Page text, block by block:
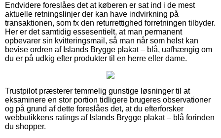
Endvidere foreslåes det at køberen er sat ind i de mest
aktuelle retningslinjer der kan have indvirkning på
transaktionen, som fx den returrettighed forretningen tilbyder.
Her er det samtidig essesentielt, at man permanent
opbevarer sin kvitteringsmail, så man når som helst kan
bevise ordren af Islands Brygge plakat – blå, uafhængig om
du er på udkig efter produkter til en herre eller dame.
Trustpilot præsterer temmelig gunstige løsninger til at
eksaminere en stor portion tidligere brugeres observationer
og på grund af dette foreslåes det, at du efterforsker
webbutikkens ratings af Islands Brygge plakat – blå forinden
du shopper.